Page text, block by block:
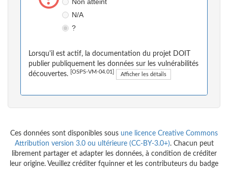
Non atteint
N/A
?
Lorsqu'il est actif, la documentation du projet DOIT
publier publiquement les données sur les vulnérabilités
découvertes.
[OSPS-VM-04.01] Afficher les détails
Ces données sont disponibles sous une licence Creative Commons
Attribution version 3.0 ou ultérieure (CC-BY-3.0+). Chacun peut
librement partager et adapter les données, à condition de créditer
leur origine. Veuillez créditer fquinner et les contributeurs du badge